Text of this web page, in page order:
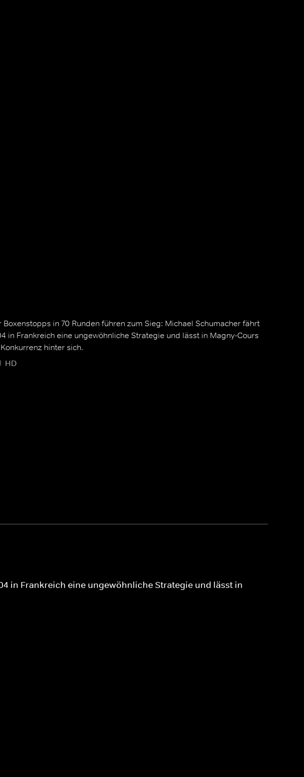
Boxenstopps in 70 Runden führen zum Sieg: Michael Schumacher fährt
in Frankreich eine ungewöhnliche Strategie und lässt in Magny-Cours
hinter sich.
HD
in Frankreich eine ungewöhnliche Strategie und lässt in